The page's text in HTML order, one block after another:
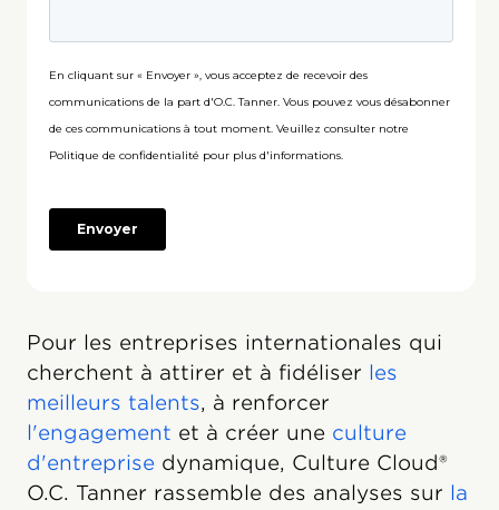
Pour les entreprises internationales qui
cherchent à attirer et à fidéliser les
meilleurs talents, à renforcer
l'engagement et à créer une culture
d'entreprise dynamique, Culture Cloud®
O.C. Tanner rassemble des analyses sur la